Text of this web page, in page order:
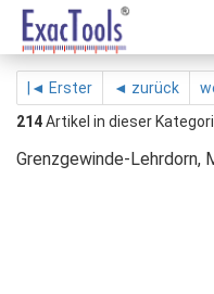
|◄ Erster ◄ zurück
214Artikel in dieser
Grenzgewinde-Lehrdorn,